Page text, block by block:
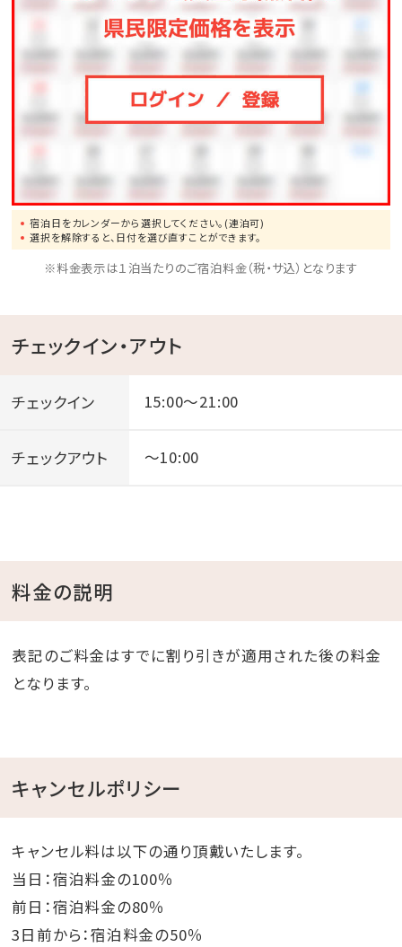
宿泊日をカレンダーから選択してください。(連泊可)
選択を解除すると、日付を選び直すことができます。
※料金表示は１泊当たりのご宿泊料金（税・サ込）となります
チェックイン・アウト
チェックイン 15:00～21:00
チェックアウト ～10:00
料金の説明
表記のご料金はすでに割り引きが適用された後の料金
となります。
キャンセルポリシー
キャンセル料は以下の通り頂戴いたします。
当日：宿泊料金の100％
前日：宿泊料金の80％
3日前から：宿泊料金の50％